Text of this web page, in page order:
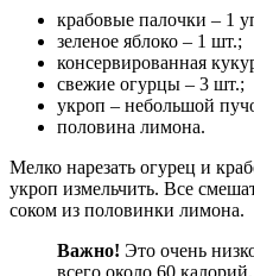
крабовые палочки – 1
зеленое яблоко – 1 шт.;
консервированная
свежие огурцы – 3 шт.;
укроп – небольшой
половина лимона.
Мелко нарезать огурец и
укроп измельчить. Все
соком из половинки лимона.
Важно! Это очень
всего около 60 калорий.